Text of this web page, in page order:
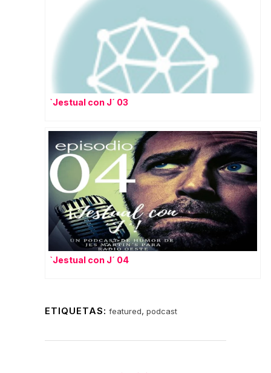
`Jestual con J´ 03
`Jestual con J´ 04
ETIQUETAS: featured, podcast